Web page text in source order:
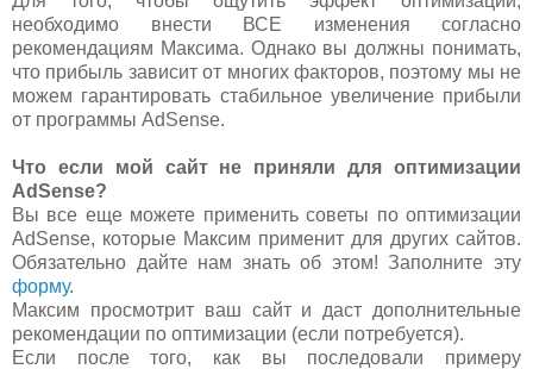
необходимо внести ВСЕ изменения согласно
рекомендациям Максима. Однако вы должны понимать,
что прибыль зависит от многих факторов, поэтому мы не
можем гарантировать стабильное увеличение прибыли
от программы AdSense.
Что если мой сайт не приняли для оптимизации
AdSense?
Вы все еще можете применить советы по оптимизации
AdSense, которые Максим применит для других сайтов.
Обязательно дайте нам знать об этом! Заполните эту
форму.
Максим просмотрит ваш сайт и даст дополнительные
рекомендации по оптимизации (если потребуется).
Если после того, как вы последовали примеру